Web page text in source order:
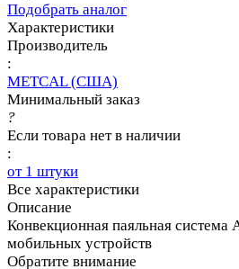
Подобрать аналог
Характеристики
Производитель
:
METCAL (США)
Минимальный заказ
?
Если товара нет в наличии
:
от 1 штуки
Все характеристики
Описание
Конвекционная паяльная система
мобильных устройств
Обратите внимание